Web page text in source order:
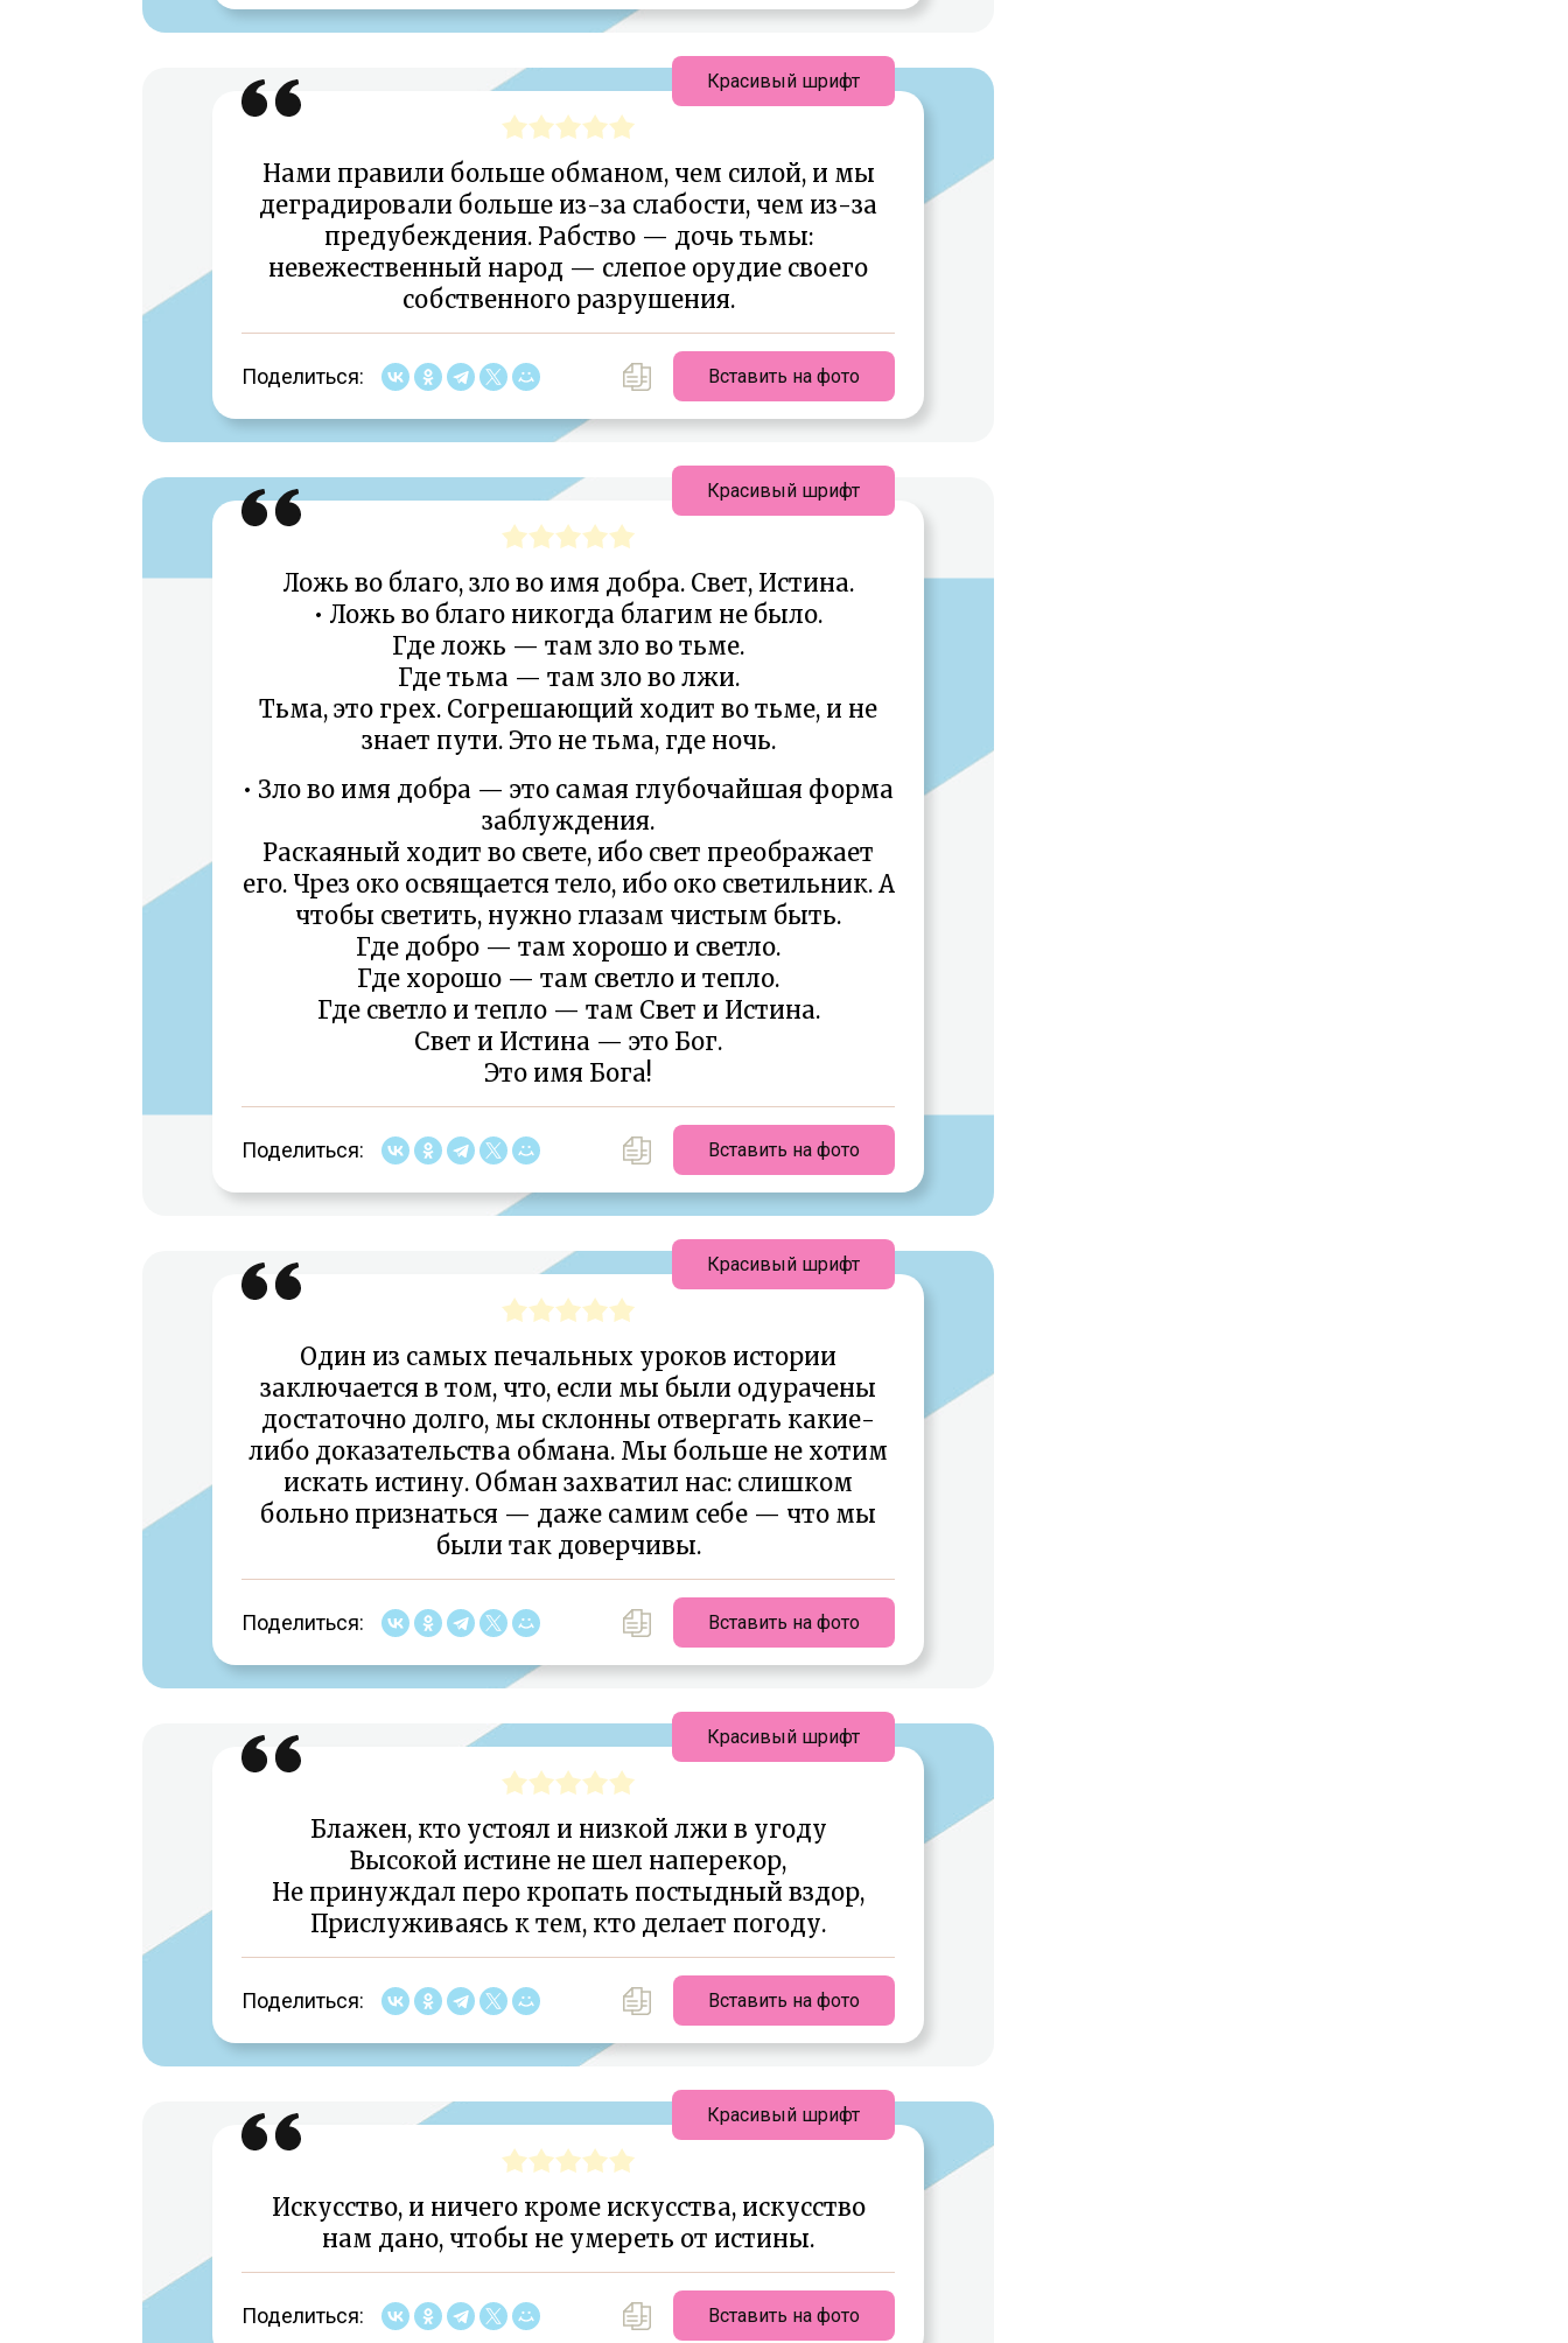
Нами правили больше обманом, чем силой, и мы
деградировали больше из-за слабости, чем из-за
предубеждения. Рабство — дочь тьмы:
невежественный народ — слепое орудие своего
собственного разрушения.
Поделиться: Вставить на фото
Красивый шрифт
Ложь во благо, зло во имя добра. Свет, Истина.
• Ложь во благо никогда благим не было.
Где ложь — там зло во тьме.
Где тьма — там зло во лжи.
Тьма, это грех. Согрешающий ходит во тьме, и не
знает пути. Это не тьма, где ночь.
• Зло во имя добра — это самая глубочайшая форма
заблуждения.
Раскаяный ходит во свете, ибо свет преображает
его. Чрез око освящается тело, ибо око светильник. А
чтобы светить, нужно глазам чистым быть.
Где добро — там хорошо и светло.
Где хорошо — там светло и тепло.
Где светло и тепло — там Свет и Истина.
Свет и Истина — это Бог.
Это имя Бога!
Поделиться: Вставить на фото
Красивый шрифт
Один из самых печальных уроков истории
заключается в том, что, если мы были одурачены
достаточно долго, мы склонны отвергать какие-
либо доказательства обмана. Мы больше не хотим
искать истину. Обман захватил нас: слишком
больно признаться — даже самим себе — что мы
были так доверчивы.
Поделиться: Вставить на фото
Красивый шрифт
Блажен, кто устоял и низкой лжи в угоду
Высокой истине не шел наперекор,
Не принуждал перо кропать постыдный вздор,
Прислуживаясь к тем, кто делает погоду.
Поделиться: Вставить на фото
Красивый шрифт
Искусство, и ничего кроме искусства, искусство
нам дано, чтобы не умереть от истины.
Поделиться: Вставить на фото
Красивый шрифт